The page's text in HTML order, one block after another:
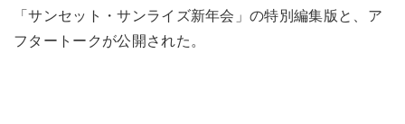
「サンセット・サンライズ新年会」の特別編集版と、ア
フタートークが公開された。